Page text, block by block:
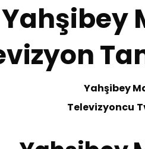
Yahşibey
Yahşibey
Televizyoncu